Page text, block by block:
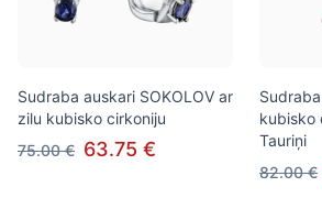
Sudraba auskari SOKOLOV ar
zilu kubisko cirkoniju
75.00 € 63.75 €
kubisko
Tauriņi
82.00 €